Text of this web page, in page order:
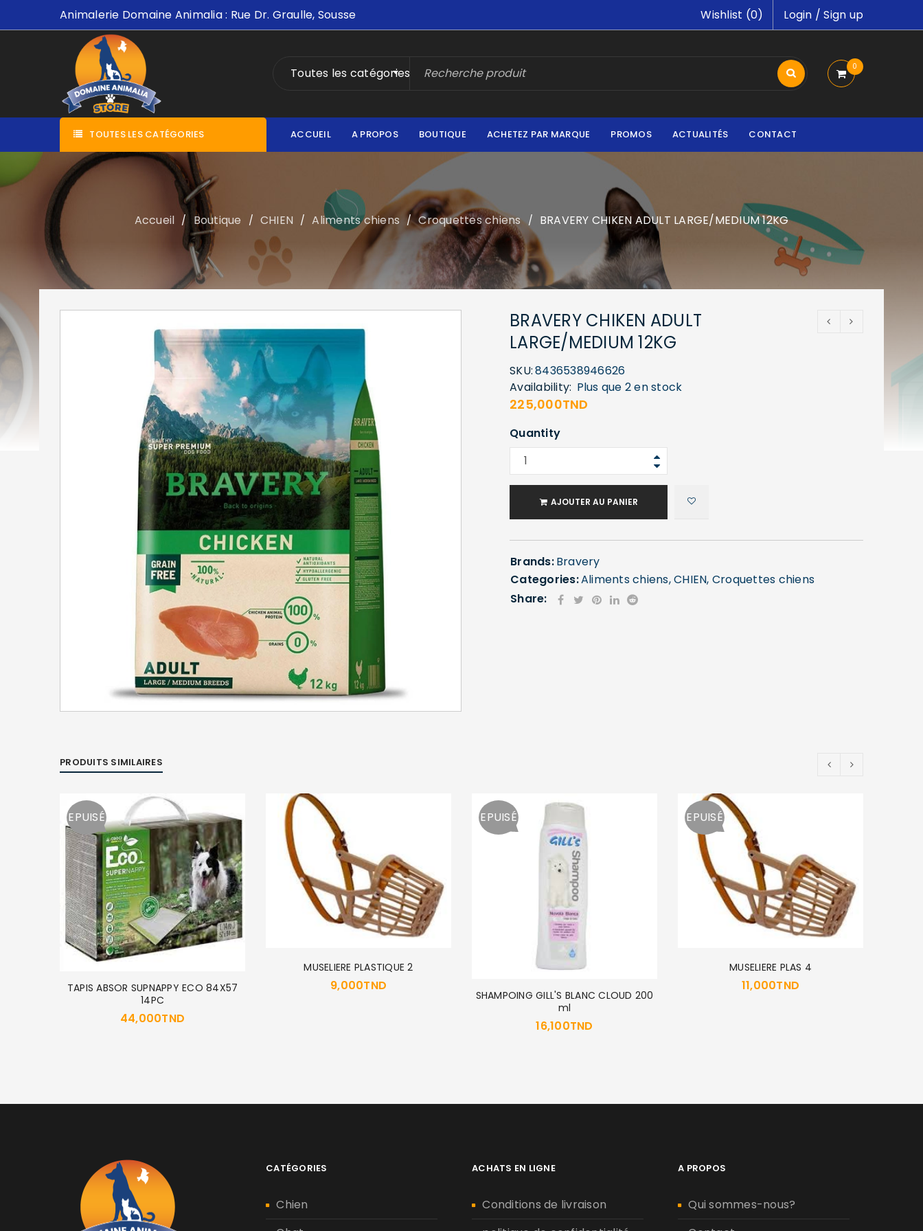
Animalerie Domaine Animalia : Rue Dr. Graulle, Sousse Login /Sign up
Wishlist (0)
Toutes les catégories 0
TOUTES LES CATÉGORIES ACCUEIL A PROPOS BOUTIQUE ACHETEZ PAR MARQUE PROMOS ACTUALITÉS CONTACT
Accueil / Boutique / CHIEN / Aliments chiens / Croquettes chiens / BRAVERY CHIKEN ADULT LARGE/MEDIUM 12KG
BRAVERY CHIKEN ADULT
LARGE/MEDIUM 12KG
SKU:8436538946626
Availability: Plus que 2 en stock
225,000TND
Quantity
AJOUTER AU PANIER
Brands:Bravery
Categories:Aliments chiens,CHIEN, Croquettes chiens
Share:
PRODUITS SIMILAIRES
EPUISÉ
TAPIS ABSOR SUPNAPPY ECO 84X57
14PC
44,000TND
MUSELIERE PLASTIQUE 2
9,000TND
EPUISÉ
SHAMPOING GILL'S BLANC CLOUD 200
ml
16,100TND
EPUISÉ
MUSELIERE PLAS 4
11,000TND
CATÉGORIES
Chien
ACHATS EN LIGNE
Conditions de livraison
A PROPOS
Qui sommes-nous?